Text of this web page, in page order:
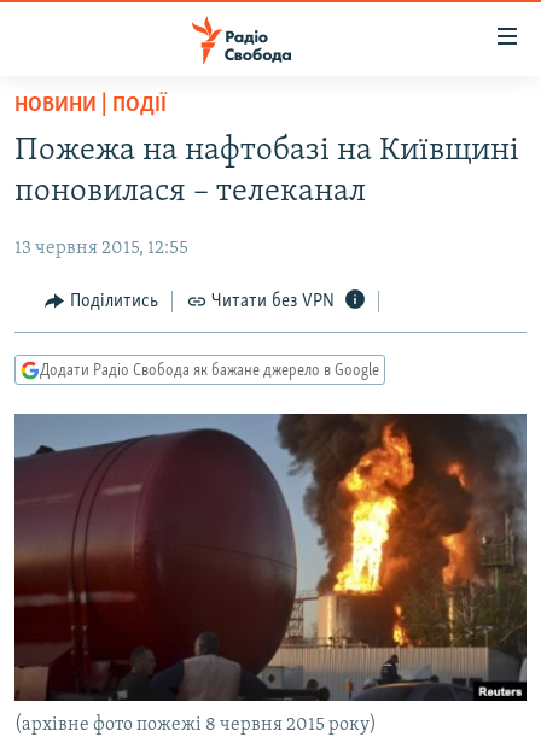
Перейти
основного
матеріалу
до
навігації
Перейти
до
РАДІО СВОБОДА – 70 РОКІВ
ПОЛІТИКА
ЕКОНОМІКА
КУЛЬТУРА
УКРАЇНА
ВІЙНА
РОСІЙСЬКА «ФІЛЬТРАЦІЯ»
КРИМ.РЕАЛІЇ
КИТАЙ.ВИКЛИКИ
МУЛЬТИМЕДІА
ФОТО
СПЕЦПРОЄКТИ
ПОДКАСТИ
НОВИНИ | ПОДІЇ
Пожежа на нафтобазі на Київщині
поновилася – телеканал
13 червня 2015, 12:55
Поділитись Читати без VPN
Додати Радіо Свобода як бажане джерело в Google
(архівне фото пожежі 8 червня 2015 року)